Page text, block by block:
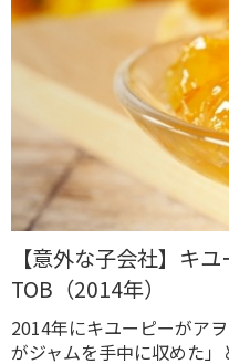
【意外な子会社】キ
TOB（2014年）
2014年にキユーピーがア
がジャムを手中に収めた